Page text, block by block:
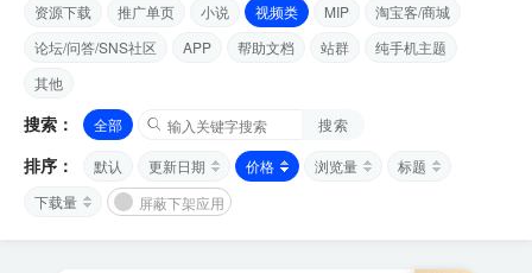
资源下载
推广单页 小说 视频类 MIP
淘宝客/商城
论坛/问答/SNS社区
APP 帮助文档 站群
纯手机主题
其他
搜索： 全部 搜索
排序： 默认 更新日期 价格 浏览量
标题
下载量
屏蔽下架应用